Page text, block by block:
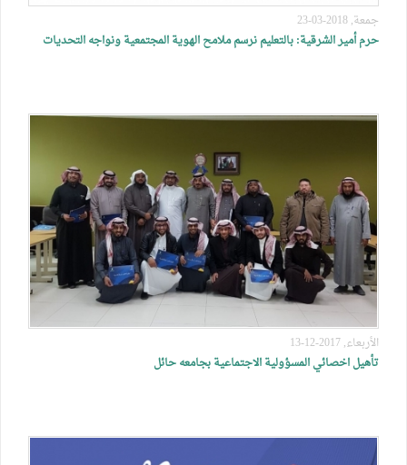
جمعة, 2018-03-23
حرم أمير الشرقية: بالتعليم نرسم ملامح الهوية المجتمعية ونواجه التحديات
الأربعاء, 2017-12-13
تأهيل اخصائي المسؤولية الاجتماعية بجامعه حائل